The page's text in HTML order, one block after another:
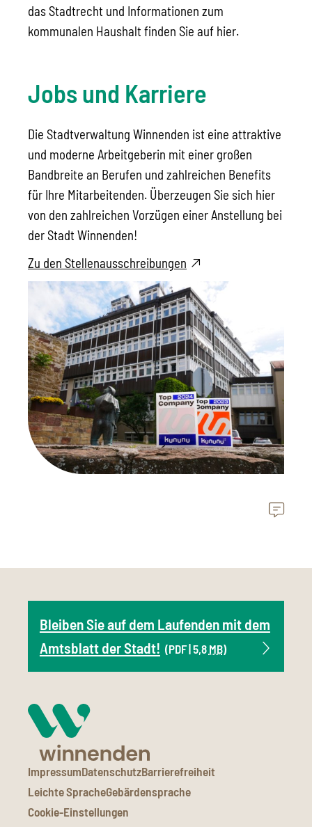
das Stadtrecht und Informationen zum
kommunalen Haushalt finden Sie auf hier.
Jobs und Karriere
Die Stadtverwaltung Winnenden ist eine attraktive
und moderne Arbeitgeberin mit einer großen
Bandbreite an Berufen und zahlreichen Benefits
für Ihre Mitarbeitenden. Überzeugen Sie sich hier
von den zahlreichen Vorzügen einer Anstellung bei
der Stadt Winnenden!
Zu den Stellenausschreibungen
Bleiben Sie auf dem Laufenden mit dem
Amtsblatt der Stadt! (PDF | 5,8 MB)
ImpressumDatenschutzBarrierefreiheit
Leichte SpracheGebärdensprache
Cookie-Einstellungen